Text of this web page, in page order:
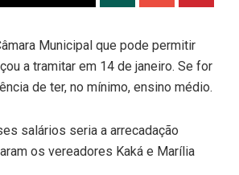
Municipal que pode permitir
a tramitar em 14 de janeiro. Se for
de ter, no mínimo, ensino médio.
salários seria a arrecadação
os vereadores Kaká e Marília